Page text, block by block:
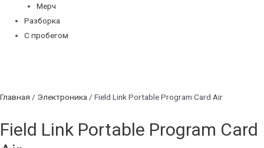
Мерч
Разборка
С пробегом
Главная / Электроника / Field Link Portable Program Card Air
Field Link Portable Program Card